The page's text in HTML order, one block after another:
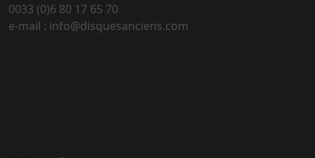
0033 (0)6 80 17 65 70
e-mail : info@disquesanciens.com